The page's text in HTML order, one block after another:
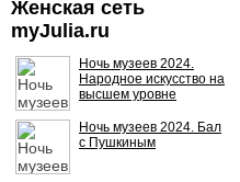
Женская сеть
myJulia.ru
Ночь музеев 2024.
Народное искусство на
высшем уровне
Ночь музеев 2024. Бал
с Пушкиным